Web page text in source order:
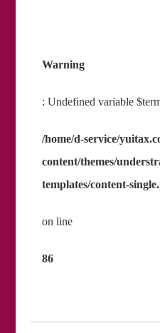
Warning
: Undefined variable
/home/d-service/
content/themes/
templates/content-
on line
86